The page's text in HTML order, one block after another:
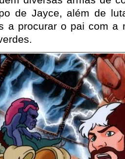
de Jayce, além de
a procurar o pai com a